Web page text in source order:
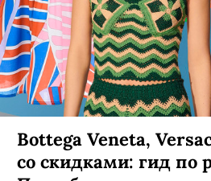
Посмотрите на новую